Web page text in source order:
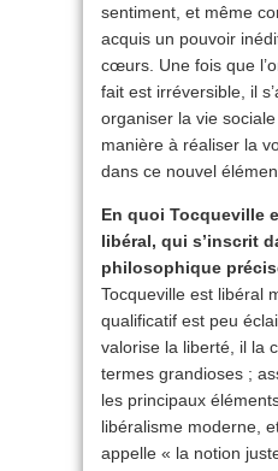
sentiment, et même
acquis un pouvoir
cœurs. Une fois que
fait est irréversible, il
organiser la vie
manière à réaliser la
dans ce nouvel
En quoi Tocqueville
libéral, qui s’inscrit
philosophique
Tocqueville est libéral
qualificatif est peu
valorise la liberté, il la
termes grandioses ;
les principaux
libéralisme moderne,
appelle « la notion